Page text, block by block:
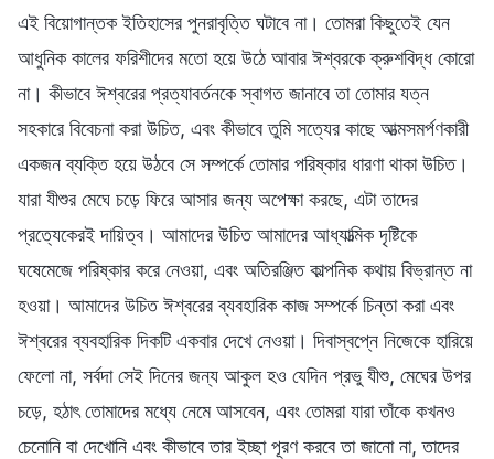
এই বিয়োগান্তক ইতিহাসের পুনরাবৃত্তি ঘটাবে না। তোমরা কিছুতেই যেন
আধুনিক কালের ফরিশীদের মতো হয়ে উঠে আবার ঈশ্বরকে ক্রুশবিদ্ধ কোরো
না। কীভাবে ঈশ্বরের প্রত্যাবর্তনকে স্বাগত জানাবে তা তোমার যত্ন
সহকারে বিবেচনা করা উচিত, এবং কীভাবে তুমি সত্যের কাছে আত্মসমর্পণকারী
একজন ব্যক্তি হয়ে উঠবে সে সম্পর্কে তোমার পরিষ্কার ধারণা থাকা উচিত।
যারা যীশুর মেঘে চড়ে ফিরে আসার জন্য অপেক্ষা করছে, এটা তাদের
প্রত্যেকেরই দায়িত্ব। আমাদের উচিত আমাদের আধ্যাত্মিক দৃষ্টিকে
ঘষেমেজে পরিষ্কার করে নেওয়া, এবং অতিরঞ্জিত কাল্পনিক কথায় বিভ্রান্ত না
হওয়া। আমাদের উচিত ঈশ্বরের ব্যবহারিক কাজ সম্পর্কে চিন্তা করা এবং
ঈশ্বরের ব্যবহারিক দিকটি একবার দেখে নেওয়া। দিবাস্বপ্নে নিজেকে হারিয়ে
ফেলো না, সর্বদা সেই দিনের জন্য আকুল হও যেদিন প্রভু যীশু, মেঘের উপর
চড়ে, হঠাৎ তোমাদের মধ্যে নেমে আসবেন, এবং তোমরা যারা তাঁকে কখনও
চেনোনি বা দেখোনি এবং কীভাবে তার ইচ্ছা পূরণ করবে তা জানো না, তাদের